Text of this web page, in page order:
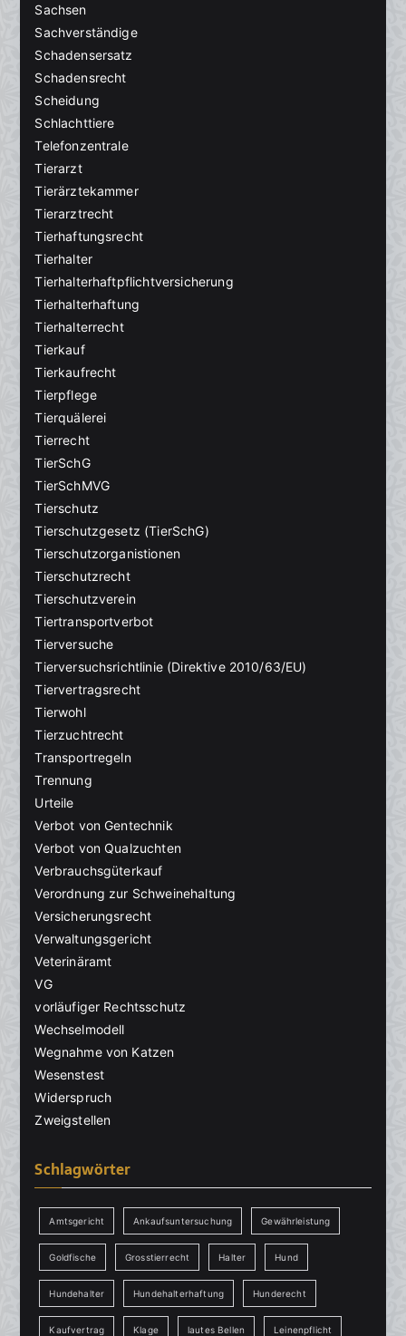
Sachsen
Sachverständige
Schadensersatz
Schadensrecht
Scheidung
Schlachttiere
Telefonzentrale
Tierarzt
Tierärztekammer
Tierarztrecht
Tierhaftungsrecht
Tierhalter
Tierhalterhaftpflichtversicherung
Tierhalterhaftung
Tierhalterrecht
Tierkauf
Tierkaufrecht
Tierpflege
Tierquälerei
Tierrecht
TierSchG
TierSchMVG
Tierschutz
Tierschutzgesetz (TierSchG)
Tierschutzorganistionen
Tierschutzrecht
Tierschutzverein
Tiertransportverbot
Tierversuche
Tierversuchsrichtlinie (Direktive 2010/63/EU)
Tiervertragsrecht
Tierwohl
Tierzuchtrecht
Transportregeln
Trennung
Urteile
Verbot von Gentechnik
Verbot von Qualzuchten
Verbrauchsgüterkauf
Verordnung zur Schweinehaltung
Versicherungsrecht
Verwaltungsgericht
Veterinäramt
VG
vorläufiger Rechtsschutz
Wechselmodell
Wegnahme von Katzen
Wesenstest
Widerspruch
Zweigstellen
Schlagwörter
Amtsgericht Ankaufsuntersuchung Gewährleistung
Goldfische Grosstierrecht Halter Hund
Hundehalter Hundehalterhaftung Hunderecht
Kaufvertrag Klage lautes Bellen Leinenpflicht